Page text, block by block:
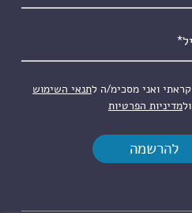
הסכם*
קראתי ואני מסכימ/ה לתנאי השימוש
ולמדיניות הפרטיות